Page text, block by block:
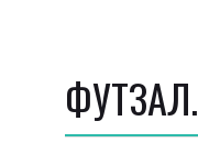
ФУТЗАЛ.